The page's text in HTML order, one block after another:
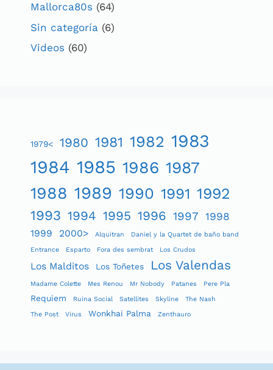
Mallorca80s (64)
Sin categoría (6)
Videos (60)
1979< 1980 1981 1982 1983
1984 1985 1986 1987
1988 1989 1990 1991 1992
1993 1994 1995 1996 1997 1998
1999 2000> Alquitran
Daniel y la Quartet de baño band
Entrance
Esparto Fora des sembrat Los Crudos
Los Malditos Los Toñetes Los Valendas
Madame Colette Mes Renou Mr Nobody Patanes Pere Pla
Requiem Ruina Social Satellites Skyline
The Nash
The Post
Virus Wonkhai Palma Zenthauro